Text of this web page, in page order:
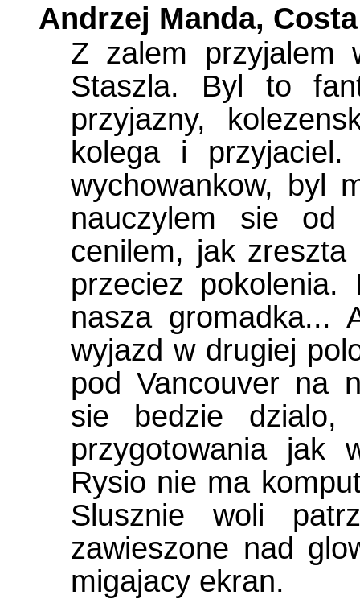
Andrzej Manda,
Z zalem przyjalem
Staszla. Byl to
przyjazny,
kolega i
wychowankow, byl
nauczylem sie
cenilem, jak
przeciez
nasza gromadka...
wyjazd w drugiej
pod Vancouver na
sie bedzie
przygotowania jak
Rysio nie ma
Slusznie woli
zawieszone nad
migajacy ekran.